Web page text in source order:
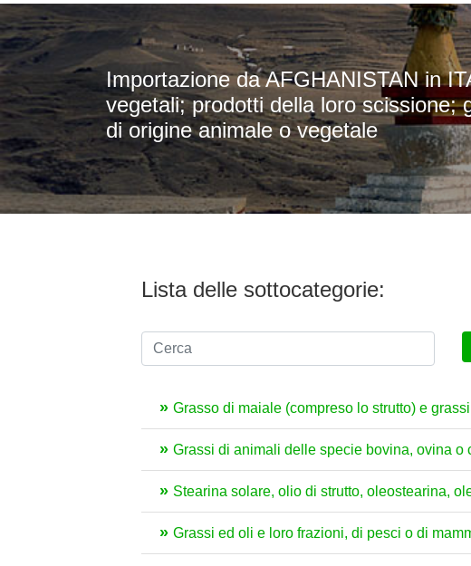
Importazione da AFGHANISTAN in
vegetali; prodotti della loro scissione;
di origine animale o vegetale
Lista delle sottocategorie:
Grasso di maiale (compreso lo strutto) e
Grassi di animali delle specie bovina, ovina
Stearina solare, olio di strutto, oleostearina,
Grassi ed oli e loro frazioni, di pesci o di